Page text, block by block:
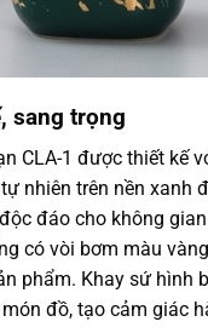
sang trọng
CLA-1 được thiết kế
nhiên trên nền xanh
đáo cho không
có vòi bơm màu
phẩm. Khay sứ hình
đồ, tạo cảm giác